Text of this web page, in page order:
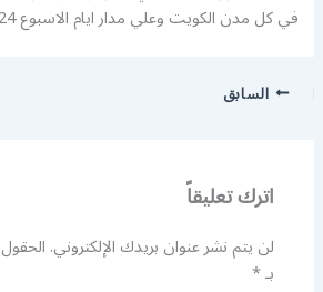
في كل مدن الكويت وعلي مدار ايام الاسبوع 24 ساعه .
السابق
اترك تعليقاً
لن يتم نشر عنوان بريدك الإلكتروني.
بـ*